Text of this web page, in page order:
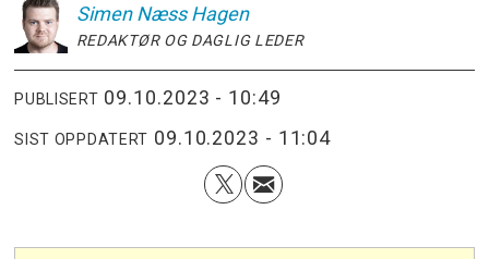
Simen Næss Hagen
REDAKTØR OG DAGLIG LEDER
PUBLISERT 09.10.2023 - 10:49
SIST OPPDATERT 09.10.2023 - 11:04